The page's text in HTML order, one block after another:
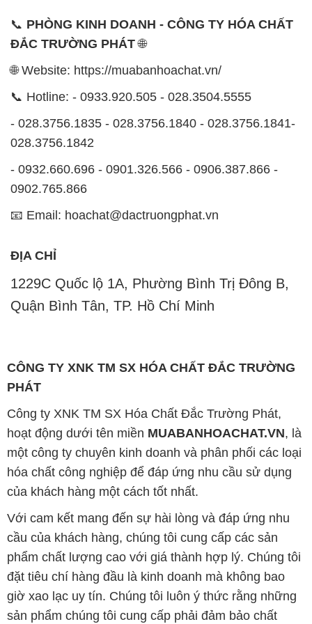
📞 PHÒNG KINH DOANH - CÔNG TY HÓA CHẤT
ĐẮC TRƯỜNG PHÁT🌐
🌐 Website: https://muabanhoachat.vn/
📞 Hotline: - 0933.920.505 - 028.3504.5555
- 028.3756.1835 - 028.3756.1840 - 028.3756.1841-
028.3756.1842
- 0932.660.696 - 0901.326.566 - 0906.387.866 -
0902.765.866
📧 Email: hoachat@dactruongphat.vn
ĐỊA CHỈ
1229C Quốc lộ 1A, Phường Bình Trị Đông B,
Quận Bình Tân, TP. Hồ Chí Minh
CÔNG TY XNK TM SX HÓA CHẤT ĐẮC TRƯỜNG
PHÁT
Công ty XNK TM SX Hóa Chất Đắc Trường Phát,
hoạt động dưới tên miền MUABANHOACHAT.VN, là
một công ty chuyên kinh doanh và phân phối các loại
hóa chất công nghiệp để đáp ứng nhu cầu sử dụng
của khách hàng một cách tốt nhất.
Với cam kết mang đến sự hài lòng và đáp ứng nhu
cầu của khách hàng, chúng tôi cung cấp các sản
phẩm chất lượng cao với giá thành hợp lý. Chúng tôi
đặt tiêu chí hàng đầu là kinh doanh mà không bao
giờ xao lạc uy tín. Chúng tôi luôn ý thức rằng những
sản phẩm chúng tôi cung cấp phải đảm bảo chất